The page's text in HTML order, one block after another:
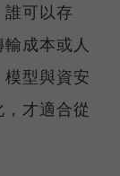
可以存
成本或人
型與資安
才適合從